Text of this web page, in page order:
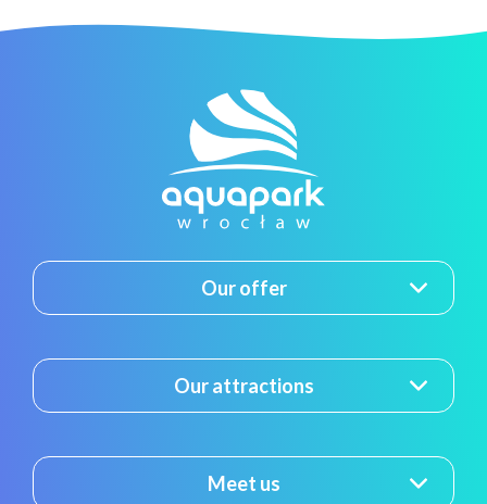
Our offer
Our attractions
Meet us